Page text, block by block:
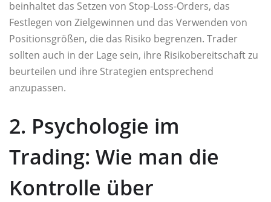
beinhaltet das Setzen von Stop-Loss-Orders, das
Festlegen von Zielgewinnen und das Verwenden von
Positionsgrößen, die das Risiko begrenzen. Trader
sollten auch in der Lage sein, ihre Risikobereitschaft zu
beurteilen und ihre Strategien entsprechend
anzupassen.
2. Psychologie im
Trading: Wie man die
Kontrolle über